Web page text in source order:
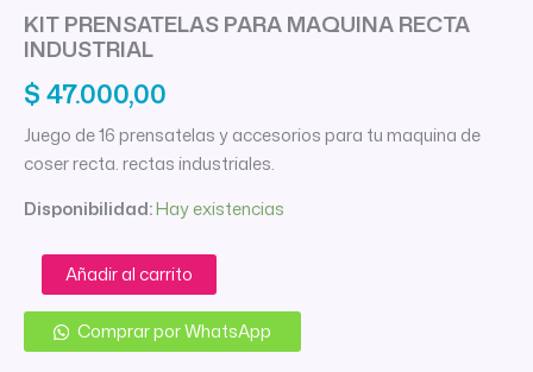
KIT PRENSATELAS PARA MAQUINA RECTA
INDUSTRIAL
$47.000,00
Juego de 16 prensatelas y accesorios para tu maquina de
coser recta. rectas industriales.
Disponibilidad:Hay existencias
KIT
PRENSATELAS
PARA
MAQUINA
RECTA
Añadir al carrito
Comprar por WhatsApp